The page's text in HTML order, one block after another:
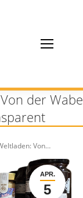
der Wabe
Von…
APR.
5